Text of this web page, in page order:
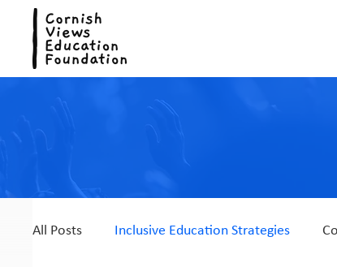
All Posts Inclusive Education Strategies